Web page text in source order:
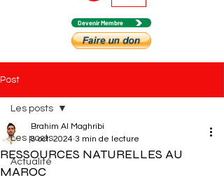
Devenir Membre
Post
Les posts
Actualité
Les posts
RESSOURCES NATURELLES AU
MAROC
Brahim Al Maghribi
8 oct. 2024 3 min de lecture